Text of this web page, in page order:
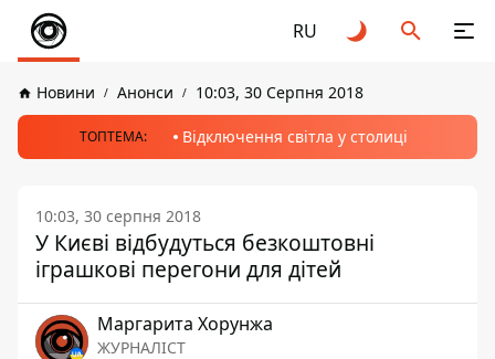
RU
Новини Анонси 10:03, 30 Серпня 2018
ТОПТЕМА: Відключення світла у столиці
10:03, 30 серпня 2018
У Києві відбудуться безкоштовні
іграшкові перегони для дітей
Маргарита Хорунжа
ЖУРНАЛІСТ